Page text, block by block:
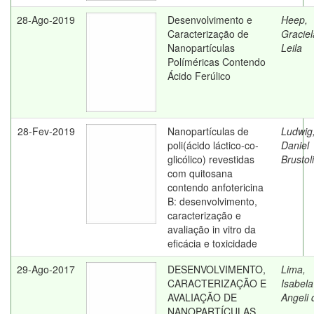
28-Ago-2019
Desenvolvimento e
Caracterização de
Nanopartículas
Políméricas Contendo
Ácido Ferúlico
Heep,
Leila
28-Fev-2019
Nanopartículas de
poli(ácido láctico-co-
glicólico) revestidas
com quitosana
contendo anfotericina
B: desenvolvimento,
caracterização e
avaliação in vitro da
eficácia e toxicidade
Daniel
29-Ago-2017
DESENVOLVIMENTO,
CARACTERIZAÇÃO E
AVALIAÇÃO DE
NANOPARTÍCULAS
Lima,
Isabela
Angeli